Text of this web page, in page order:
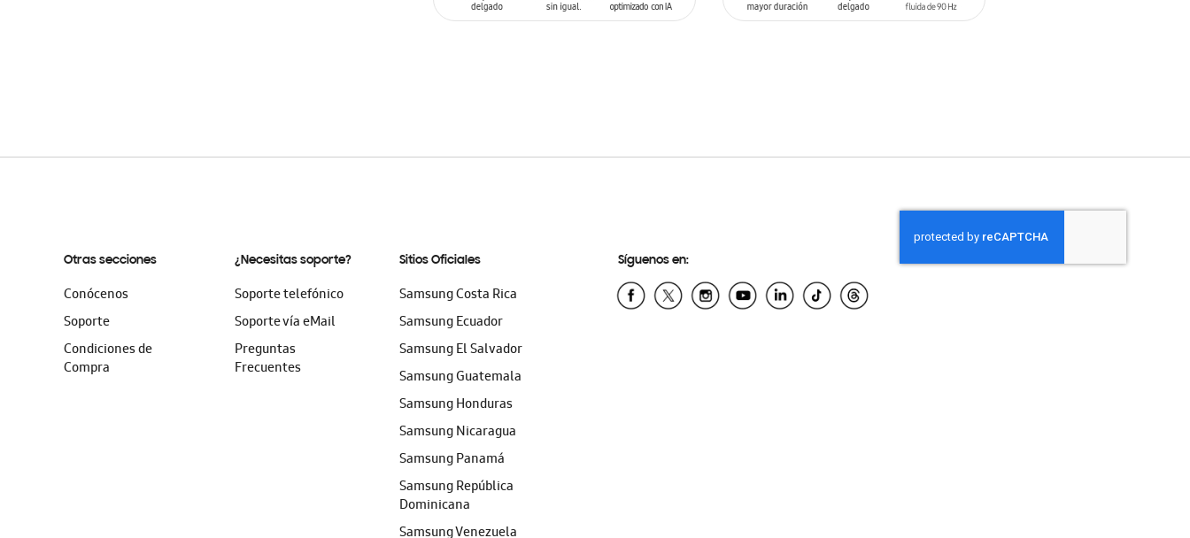
Otras secciones
Conócenos
Soporte
Condiciones de
Compra
¿Necesitas soporte?
Soporte telefónico
Soporte vía eMail
Preguntas
Frecuentes
Sitios Oficiales
Samsung Costa Rica
Samsung Ecuador
Samsung El Salvador
Samsung Guatemala
Samsung Honduras
Samsung Nicaragua
Samsung Panamá
Samsung República
Dominicana
Samsung Venezuela
Síguenos en: